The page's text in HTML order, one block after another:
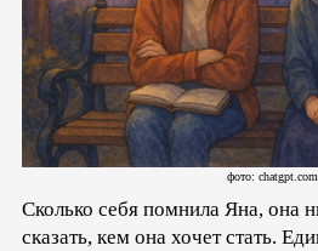
фото: chatgpt.com
Сколько себя помнила Яна, она
сказать, кем она хочет стать.